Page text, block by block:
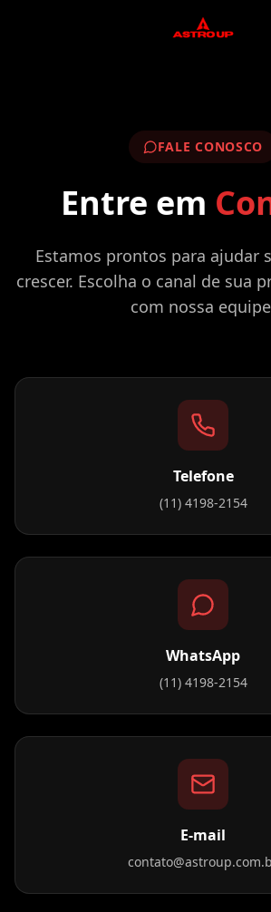
FALE CONOSCO
Entre em
Estamos prontos para ajudar
crescer. Escolha o canal de sua
com nossa
Telefone
(11) 4198-2154
WhatsApp
(11) 4198-2154
E-mail